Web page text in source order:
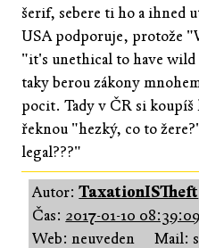
šerif, sebere ti ho a ihned
USA podporuje, protože
"it's unethical to have wild
taky berou zákony
pocit. Tady v ČR si koupíš
řeknou "hezký, co to
legal???"
Autor:TaxationISTheft
Čas: 2017-01-10 08:39:09
Web: neuveden
Mail: